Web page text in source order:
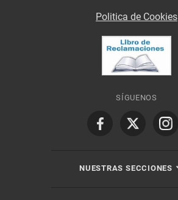
Politica de Cookies
SÍGUENOS
NUESTRAS SECCIONES